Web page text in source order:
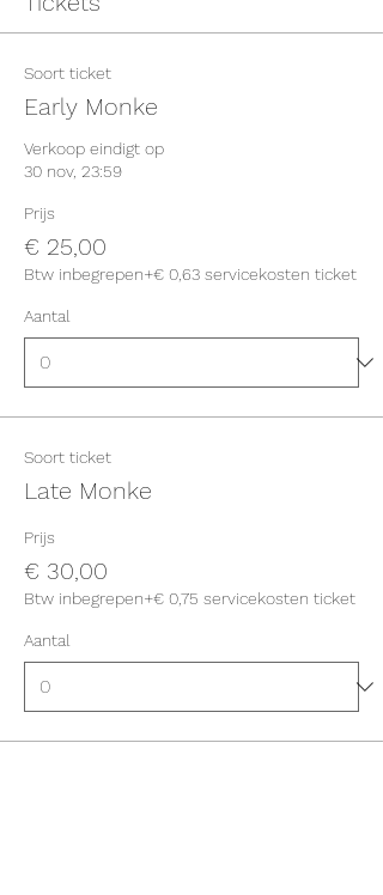
Soort ticket
Early Monke
Verkoop eindigt op
30 nov, 23:59
Prijs
€ 25,00
Btw inbegrepen+€ 0,63 servicekosten ticket
Aantal
Soort ticket
Late Monke
Prijs
€ 30,00
Btw inbegrepen+€ 0,75 servicekosten ticket
Aantal